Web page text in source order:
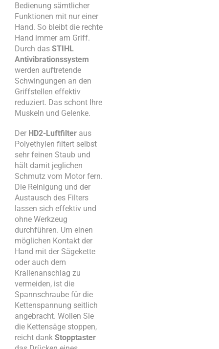
Bedienung sämtlicher
Funktionen mit nur einer
Hand. So bleibt die rechte
Hand immer am Griff.
Durch das STIHL
Antivibrationssystem
werden auftretende
Schwingungen an den
Griffstellen effektiv
reduziert. Das schont Ihre
Muskeln und Gelenke.
Der HD2-Luftfilter aus
Polyethylen filtert selbst
sehr feinen Staub und
hält damit jeglichen
Schmutz vom Motor fern.
Die Reinigung und der
Austausch des Filters
lassen sich effektiv und
ohne Werkzeug
durchführen. Um einen
möglichen Kontakt der
Hand mit der Sägekette
oder auch dem
Krallenanschlag zu
vermeiden, ist die
Spannschraube für die
Kettenspannung seitlich
angebracht. Wollen Sie
die Kettensäge stoppen,
reicht dank Stopptaster